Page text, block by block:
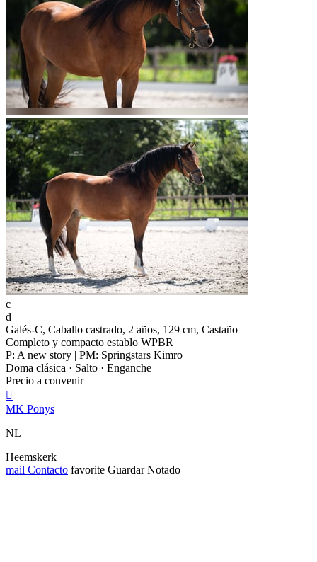
c
d
Galés-C, Caballo castrado, 2 años, 129 cm, Castaño
Completo y compacto establo WPBR
P: A new story | PM: Springstars Kimro
Doma clásica · Salto · Enganche
Precio a convenir

MK Ponys
NL
Heemskerk
mail Contacto favorite Guardar Notado